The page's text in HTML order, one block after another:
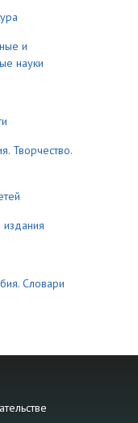
и
науки
Творчество.
Словари